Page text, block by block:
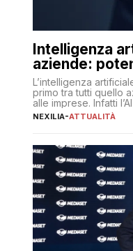
Intelligenza
aziende:
L’intelligenza
primo tra tutti quello
alle imprese. Infatti
una realtà operativa
diverse operazioni,
NEXILIA-ATTUALITÀ